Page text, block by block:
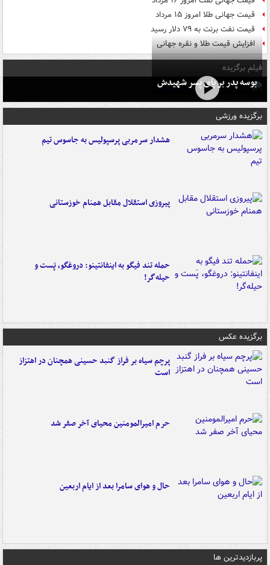
قیمت جهانی طلا امروز ۱۵ مرداد
قیمت نفت برنت به ۷۹ دلار رسید
افزایش قیمت طلا و نقره جهانی
فیلم برگزیده
بوسه‌ پدر بر پای پسر شهیدش
برگزیده ورزشی
هشدار سرمربی پرسپولیس به جاسوس تیم
پیروزی استقلال مقابل همنام خوزستانی
حمله تند فیگو به اینفانتینو: دروغگو، پَست‌ و
حیله‌گر!
برگزیده عکس
پرچم سیاه بر فراز گنبد حسینی همچنان در اهتزاز
است
حرم امیرالمومنین محیای آخر صفر شد
حال و هوای سامرا بعد از ایام اربعین
پربازدیدترین ها